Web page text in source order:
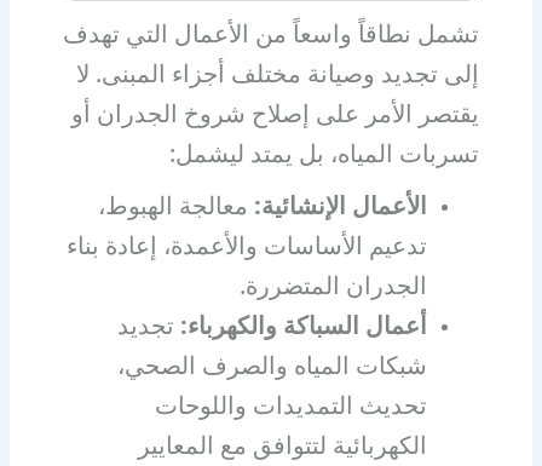
تشمل نطاقاً واسعاً من الأعمال التي تهدف
إلى تجديد وصيانة مختلف أجزاء المبنى. لا
يقتصر الأمر على إصلاح شروخ الجدران أو
تسربات المياه، بل يمتد ليشمل:
الأعمال الإنشائية: معالجة الهبوط،
تدعيم الأساسات والأعمدة، إعادة بناء
الجدران المتضررة.
أعمال السباكة والكهرباء: تجديد
شبكات المياه والصرف الصحي،
تحديث التمديدات واللوحات
الكهربائية لتتوافق مع المعايير